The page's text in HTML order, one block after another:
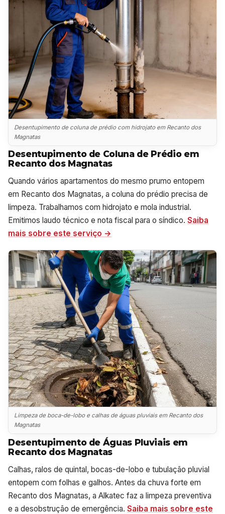
Desentupimento de coluna de prédio com hidrojato em Recanto dos
Magnatas
Desentupimento de Coluna de Prédio em
Recanto dos Magnatas
Quando vários apartamentos do mesmo prumo entopem
em Recanto dos Magnatas, a coluna do prédio precisa de
limpeza. Trabalhamos com hidrojato e mola industrial.
Emitimos laudo técnico e nota fiscal para o síndico. Saiba
mais sobre este serviço →
Limpeza de boca-de-lobo e calhas de águas pluviais em Recanto dos
Magnatas
Desentupimento de Águas Pluviais em
Recanto dos Magnatas
Calhas, ralos de quintal, bocas-de-lobo e tubulação pluvial
entopem com folhas e galhos. Antes da chuva forte em
Recanto dos Magnatas, a Alkatec faz a limpeza preventiva
e a desobstrução de emergência. Saiba mais sobre este